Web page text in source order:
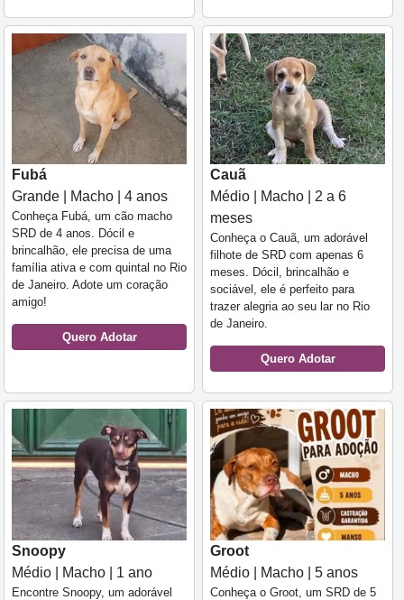
Fubá
Grande | Macho | 4 anos
Conheça Fubá, um cão macho
SRD de 4 anos. Dócil e
brincalhão, ele precisa de uma
família ativa e com quintal no Rio
de Janeiro. Adote um coração
amigo!
Quero Adotar
Cauã
Médio | Macho | 2 a 6
meses
Conheça o Cauã, um adorável
filhote de SRD com apenas 6
meses. Dócil, brincalhão e
sociável, ele é perfeito para
trazer alegria ao seu lar no Rio
de Janeiro.
Quero Adotar
Snoopy
Médio | Macho | 1 ano
Encontre Snoopy, um adorável
Groot
Médio | Macho | 5 anos
Conheça o Groot, um SRD de 5